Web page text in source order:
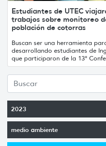
2023
medio ambiente
Estudiantes de UTEC
trabajos sobre monitoreo
población de cotorras
Buscan ser una herramienta
desarrollando estudiantes de
que participaron de la 13°